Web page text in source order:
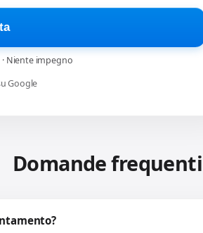
Niente impegno
Google
Domande frequenti